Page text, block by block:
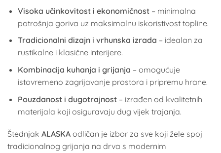
Visoka učinkovitost i ekonomičnost– minimalna
potrošnja goriva uz maksimalnu iskoristivost topline.
Tradicionalni dizajn i vrhunska izrada – idealan za
rustikalne i klasične interijere.
Kombinacija kuhanja i grijanja – omogućuje
istovremeno zagrijavanje prostora i pripremu hrane.
Pouzdanost i dugotrajnost– izrađen od kvalitetnih
materijala koji osiguravaju dug vijek trajanja.
Štednjak ALASKA odličan je izbor za sve koji žele spoj
tradicionalnog grijanja na drva s modernim